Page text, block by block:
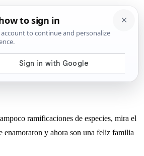
hijos juntos – ahora mira las
22 marzo, 2019
ramificaciones de especies, mira el
enamoraron y ahora son una feliz familia